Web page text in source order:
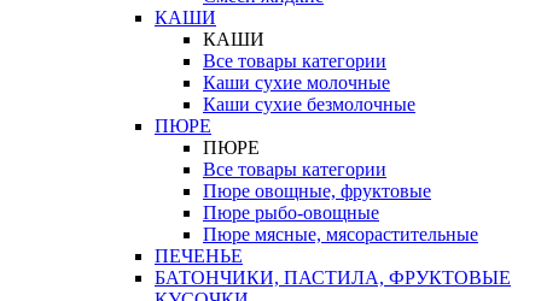
КАШИ
КАШИ
Все товары категории
Каши сухие молочные
Каши сухие безмолочные
ПЮРЕ
ПЮРЕ
Все товары категории
Пюре овощные, фруктовые
Пюре рыбо-овощные
Пюре мясные, мясорастительные
ПЕЧЕНЬЕ
БАТОНЧИКИ, ПАСТИЛА, ФРУКТОВЫЕ